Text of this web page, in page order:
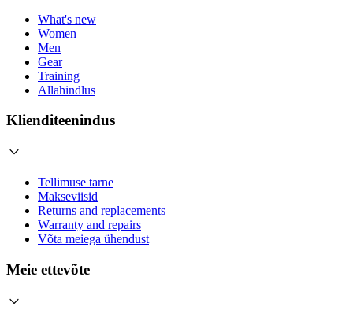
What's new
Women
Men
Gear
Training
Allahindlus
Klienditeenindus
Tellimuse tarne
Makseviisid
Returns and replacements
Warranty and repairs
Võta meiega ühendust
Meie ettevõte